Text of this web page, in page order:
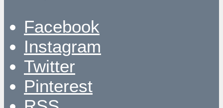
Facebook
Instagram
Twitter
Pinterest